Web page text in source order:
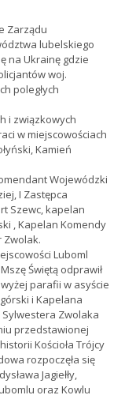
Zarządu
lubelskiego
na Ukrainę gdzie
woj.
poległych
i związkowych
w miejscowościach
Kamień
Wojewódzki
I Zastępca
Szewc, kapelan
, Kapelan Komendy
Zwolak.
Luboml
Świętą odprawił
parafii w asyście
i Kapelana
Sylwestera Zwolaka
przedstawionej
Kościoła Trójcy
rozpoczęła się
Jagiełły,
oraz Kowlu